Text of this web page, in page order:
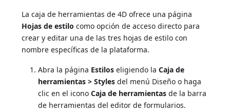
La caja de herramientas de 4D ofrece una página
Hojas de estilo como opción de acceso directo para
crear y editar una de las tres hojas de estilo con
nombre específicas de la plataforma.
Abra la página Estilos eligiendo laCaja de
herramientas > Styles del menú Diseño o haga
clic en el iconoCaja de herramientas de la barra
de herramientas del editor de formularios.